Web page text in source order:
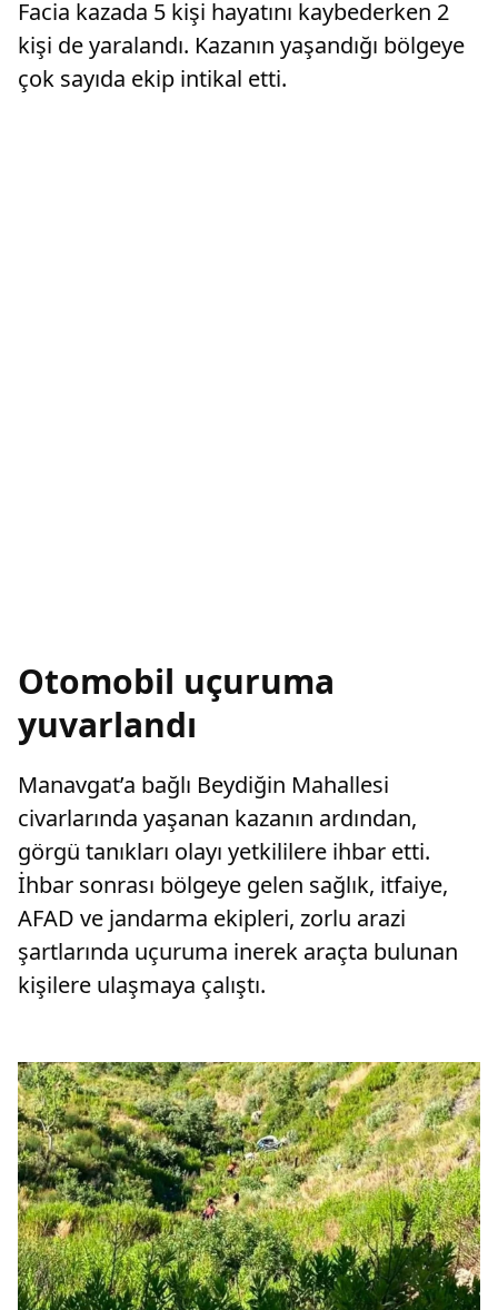
Facia kazada 5 kişi hayatını kaybederken 2
kişi de yaralandı. Kazanın yaşandığı bölgeye
çok sayıda ekip intikal etti.
Otomobil uçuruma
yuvarlandı
Manavgat’a bağlı Beydiğin Mahallesi
civarlarında yaşanan kazanın ardından,
görgü tanıkları olayı yetkililere ihbar etti.
İhbar sonrası bölgeye gelen sağlık, itfaiye,
AFAD ve jandarma ekipleri, zorlu arazi
şartlarında uçuruma inerek araçta bulunan
kişilere ulaşmaya çalıştı.